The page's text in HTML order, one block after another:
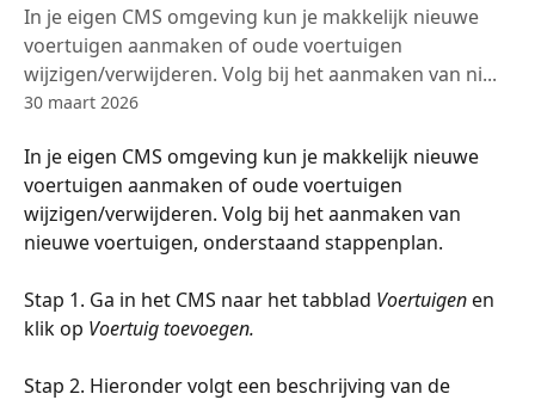
In je eigen CMS omgeving kun je makkelijk nieuwe
voertuigen aanmaken of oude voertuigen
wijzigen/verwijderen. Volg bij het aanmaken van ni...
30 maart 2026
In je eigen CMS omgeving kun je makkelijk nieuwe
voertuigen aanmaken of oude voertuigen
wijzigen/verwijderen. Volg bij het aanmaken van
nieuwe voertuigen, onderstaand stappenplan.
Stap 1. Ga in het CMS naar het tabblad Voertuigen en
klik op Voertuig toevoegen.
Stap 2. Hieronder volgt een beschrijving van de